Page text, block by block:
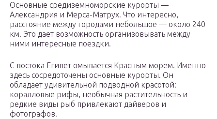
Основные средиземноморские курорты —
Александрия и Мерса-Матрух. Что интересно,
расстояние между городами небольшое — около 240
км. Это дает возможность организовывать между
ними интересные поездки.
С востока Египет омывается Красным морем. Именно
здесь сосредоточены основные курорты. Он
обладает удивительной подводной красотой:
коралловые рифы, необычная растительность и
редкие виды рыб привлекают дайверов и
фотографов.